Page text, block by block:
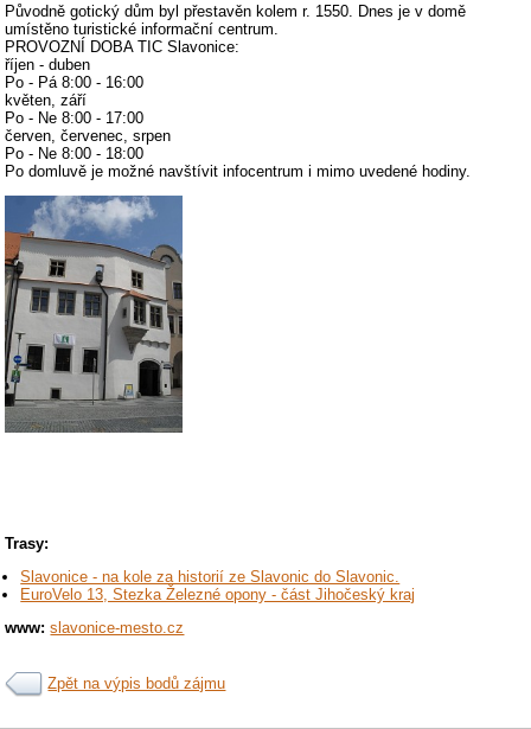
Původně gotický dům byl přestavěn kolem r. 1550. Dnes je v domě
umístěno turistické informační centrum.
PROVOZNÍ DOBA TIC Slavonice:
říjen - duben
Po - Pá 8:00 - 16:00
květen, září
Po - Ne 8:00 - 17:00
červen, červenec, srpen
Po - Ne 8:00 - 18:00
Po domluvě je možné navštívit infocentrum i mimo uvedené hodiny.
Trasy:
Slavonice - na kole za historií ze Slavonic do Slavonic.
EuroVelo 13, Stezka Železné opony - část Jihočeský kraj
www: slavonice-mesto.cz
Zpět na výpis bodů zájmu